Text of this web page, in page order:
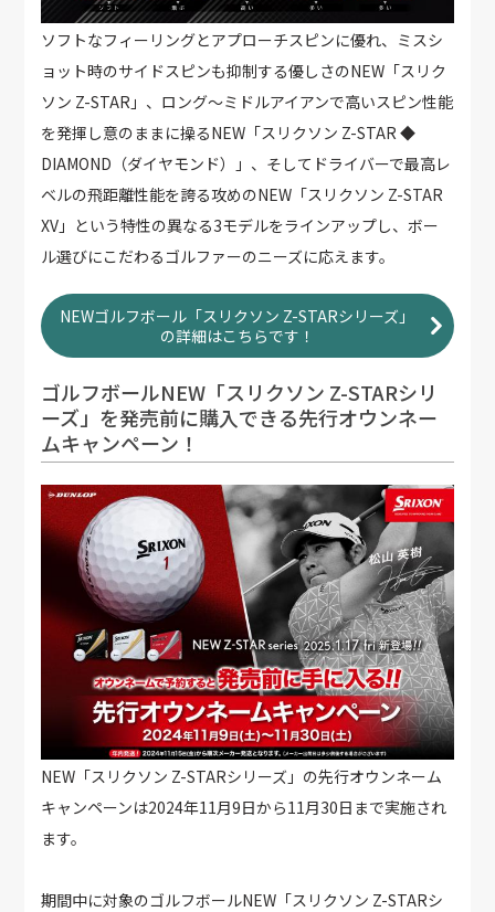
ソフトなフィーリングとアプローチスピンに優れ、ミスシ
ョット時のサイドスピンも抑制する優しさのNEW「スリク
ソン Z-STAR」、ロング～ミドルアイアンで高いスピン性能
を発揮し意のままに操るNEW「スリクソン Z-STAR ◆
DIAMOND（ダイヤモンド）」、そしてドライバーで最高レ
ベルの飛距離性能を誇る攻めのNEW「スリクソン Z-STAR
XV」という特性の異なる3モデルをラインアップし、ボー
ル選びにこだわるゴルファーのニーズに応えます。
NEWゴルフボール「スリクソン Z-STARシリーズ」
の詳細はこちらです！
ゴルフボールNEW「スリクソン Z-STARシリ
ーズ」を発売前に購入できる先行オウンネー
ムキャンペーン！
NEW「スリクソン Z-STARシリーズ」の先行オウンネーム
キャンペーンは2024年11月9日から11月30日まで実施され
ます。
期間中に対象のゴルフボールNEW「スリクソン Z-STARシ